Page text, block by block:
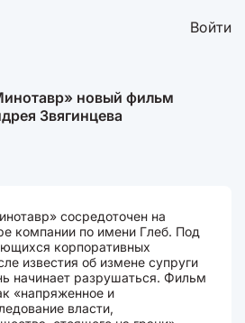
Войти
новый фильм
Звягинцева
сосредоточен на
компании по имени Глеб. Под
корпоративных
известия об измене супруги
начинает разрушаться. Фильм
«напряженное и
власти,